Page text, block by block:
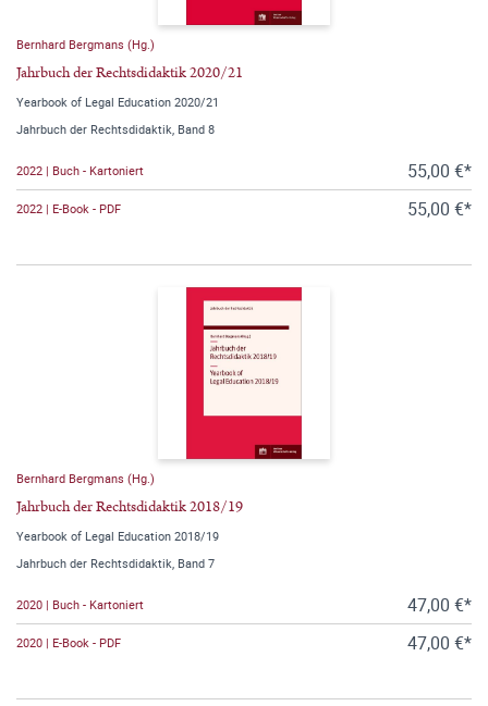
Bernhard Bergmans (Hg.)
Jahrbuch der Rechtsdidaktik 2020/21
Yearbook of Legal Education 2020/21
Jahrbuch der Rechtsdidaktik, Band 8
2022 | Buch - Kartoniert 55,00 €*
2022 | E-Book - PDF 55,00 €*
Bernhard Bergmans (Hg.)
Jahrbuch der Rechtsdidaktik 2018/19
Yearbook of Legal Education 2018/19
Jahrbuch der Rechtsdidaktik, Band 7
2020 | Buch - Kartoniert 47,00 €*
2020 | E-Book - PDF 47,00 €*